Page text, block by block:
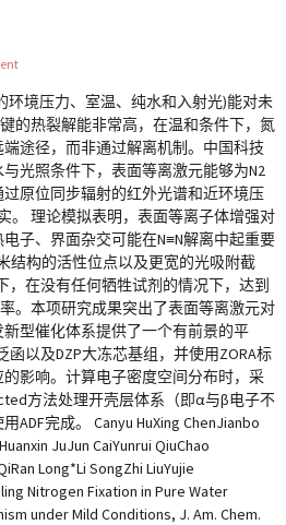
环境压力、室温、纯水和入射光)能对未
的热裂解能非常高，在温和条件下，氮
途径，而非通过解离机制。中国科技
光照条件下，表面等离激元能够为N2
原位同步辐射的红外光谱和近环境压
。 理论模拟表明，表面等离子体增强对
子、界面杂交可能在N≡N解离中起重要
结构的活性位点以及更宽的光吸附截
，在没有任何牺牲试剂的情况下，达到
率。本项研究成果突出了表面等离激元对
型催化体系提供了一个有前景的平
函以及DZP大冻芯基组，并使用ZORA标
影响。计算电子密度空间分布时，采
方法处理开壳层体系（即α与β电子不
ADF完成。 Canyu HuXing ChenJianbo
JuJun CaiYunrui QiuChao
Long*Li SongZhi LiuYujie
Nitrogen Fixation in Pure Water
under Mild Conditions, J. Am. Chem.